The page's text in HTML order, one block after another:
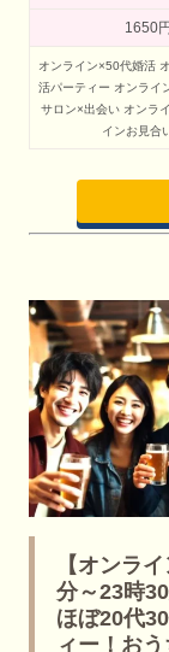
1650
オンライン×50代婚活
活パーティー オンライ
サロン×出会い オンラ
インお見合
【オンラ
分～23時
ほぼ20代
ィー！お